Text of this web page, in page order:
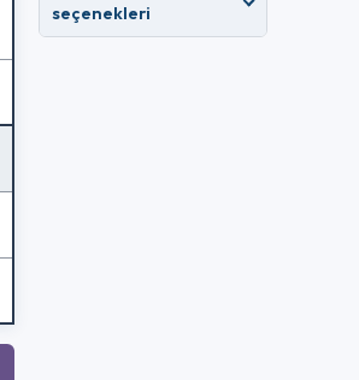
seçenekleri